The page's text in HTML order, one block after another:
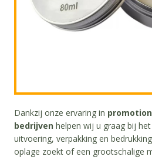
Dankzij onze ervaring in
bedrijven helpen wij u graag bij
uitvoering, verpakking en
oplage zoekt of een grootschalige